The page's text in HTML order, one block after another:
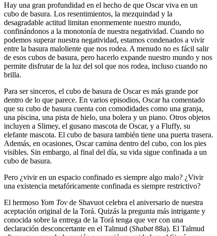
Hay una gran profundidad en el hecho de que Oscar viva en un
cubo de basura. Los resentimientos, la mezquindad y la
desagradable actitud limitan enormemente nuestro mundo,
confinándonos a la monotonía de nuestra negatividad. Cuando no
podemos superar nuestra negatividad, estamos condenados a vivir
entre la basura maloliente que nos rodea. A menudo no es fácil salir
de esos cubos de basura, pero hacerlo expande nuestro mundo y nos
permite disfrutar de la luz del sol que nos rodea, incluso cuando no
brilla.
Para ser sinceros, el cubo de basura de Oscar es más grande por
dentro de lo que parece. En varios episodios, Oscar ha comentado
que su cubo de basura cuenta con comodidades como una granja,
una piscina, una pista de hielo, una bolera y un piano. Otros objetos
incluyen a Slimey, el gusano mascota de Oscar, y a Fluffy, su
elefante mascota. El cubo de basura también tiene una puerta trasera.
Además, en ocasiones, Oscar camina dentro del cubo, con los pies
visibles. Sin embargo, al final del día, su vida sigue confinada a un
cubo de basura.
Pero ¿vivir en un espacio confinado es siempre algo malo? ¿Vivir
una existencia metafóricamente confinada es siempre restrictivo?
El hermoso Yom Tov de Shavuot celebra el aniversario de nuestra
aceptación original de la Torá. Quizás la pregunta más intrigante y
conocida sobre la entrega de la Torá tenga que ver con una
declaración desconcertante en el Talmud (Shabat88a). El Talmud